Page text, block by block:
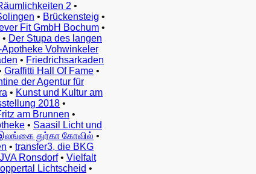
2 •
• Brückensteig •
Fit GmbH Bochum •
• Der Stupa des langen
Apotheke Vohwinkeler
• Friedrichsarkaden
Graffitti Hall Of Fame •
der Agentur für
• Kunst und Kultur am
2018 •
am Brunnen •
• Saasil Licht und
துர்கா கோவில் •
• transfer3, die BKG
Ronsdorf• Vielfalt
Lichtscheid •